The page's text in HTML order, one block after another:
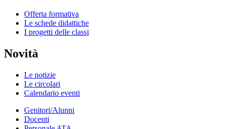
Offerta formativa
Le schede didattiche
I progetti delle classi
Novità
Le notizie
Le circolari
Calendario eventi
Genitori/Alunni
Docenti